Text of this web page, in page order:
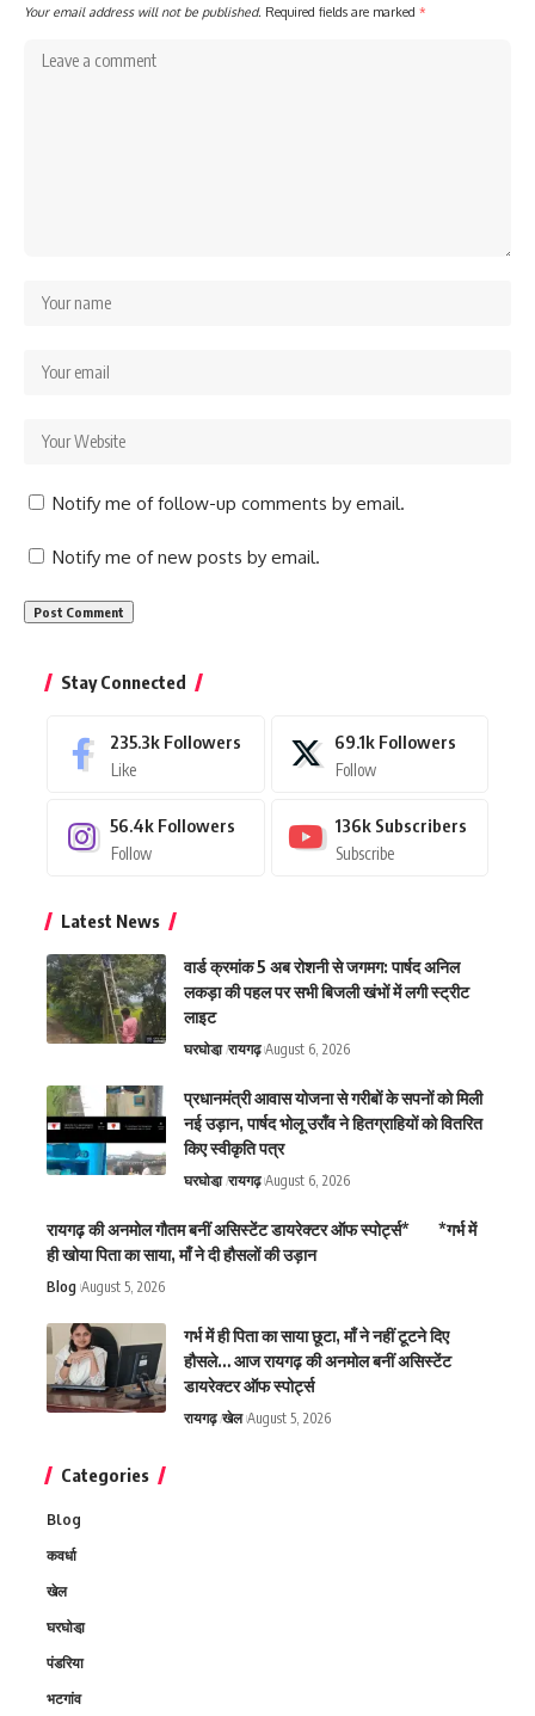
Your email address will not be published. Required fields are marked *
Notify me of follow-up comments by email.
Notify me of new posts by email.
Stay Connected
235.3k Followers
Like
69.1k Followers
Follow
56.4k Followers
Follow
136k Subscribers
Subscribe
Latest News
वार्ड क्रमांक 5 अब रोशनी से जगमग: पार्षद अनिल
लकड़ा की पहल पर सभी बिजली खंभों में लगी स्ट्रीट
लाइट
घरघोडा़ रायगढ़ August 6, 2026
प्रधानमंत्री आवास योजना से गरीबों के सपनों को मिली
नई उड़ान, पार्षद भोलू उराँव ने हितग्राहियों को वितरित
किए स्वीकृति पत्र
घरघोडा़ रायगढ़ August 6, 2026
रायगढ़ की अनमोल गौतम बनीं असिस्टेंट डायरेक्टर ऑफ स्पोर्ट्स* *गर्भ में
ही खोया पिता का साया, माँ ने दी हौसलों की उड़ान
Blog August 5, 2026
गर्भ में ही पिता का साया छूटा, माँ ने नहीं टूटने दिए
हौसले… आज रायगढ़ की अनमोल बनीं असिस्टेंट
डायरेक्टर ऑफ स्पोर्ट्स
रायगढ़ खेल August 5, 2026
Categories
Blog
कवर्धा
खेल
घरघोडा़
पंडरिया
भटगांव